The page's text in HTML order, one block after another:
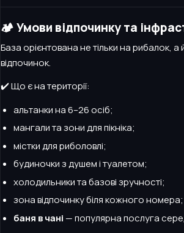
🏕️ Умови відпочинку та
База орієнтована не тільки на рибалок, а
відпочинок.
✔️ Що є на території:
альтанки на 6–26 осіб;
мангали та зони для пікніка;
містки для риболовлі;
будиночки з душем і туалетом;
холодильники та базові зручності;
зона відпочинку біля кожного номера;
баня в чані — популярна послуга